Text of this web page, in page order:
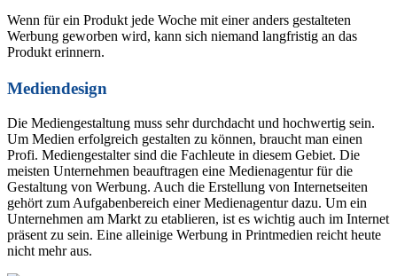
Wenn für ein Produkt jede Woche mit einer anders gestalteten
Werbung geworben wird, kann sich niemand langfristig an das
Produkt erinnern.
Mediendesign
Die Mediengestaltung muss sehr durchdacht und hochwertig sein.
Um Medien erfolgreich gestalten zu können, braucht man einen
Profi. Mediengestalter sind die Fachleute in diesem Gebiet. Die
meisten Unternehmen beauftragen eine Medienagentur für die
Gestaltung von Werbung. Auch die Erstellung von Internetseiten
gehört zum Aufgabenbereich einer Medienagentur dazu. Um ein
Unternehmen am Markt zu etablieren, ist es wichtig auch im Internet
präsent zu sein. Eine alleinige Werbung in Printmedien reicht heute
nicht mehr aus.